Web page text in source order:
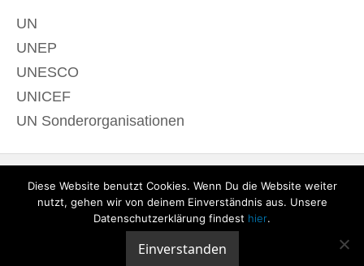
UN
UNEP
UNESCO
UNICEF
UN Sonderorganisationen
Diese Website benutzt Cookies. Wenn Du die Website weiter
nutzt, gehen wir von deinem Einverständnis aus. Unsere
Datenschutzerklärung findest hier.
Einverstanden